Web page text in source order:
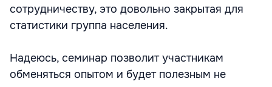
сотрудничеству, это довольно закрытая для
статистики группа населения.
Надеюсь, семинар позволит участникам
обменяться опытом и будет полезным не